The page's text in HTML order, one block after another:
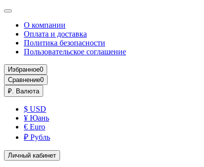
О компании
Оплата и доставка
Политика безопасности
Пользовательское соглашение
Избранное0
Сравнение0
₽. Валюта
$ USD
¥ Юань
€ Euro
₽ Рубль
Личный кабинет